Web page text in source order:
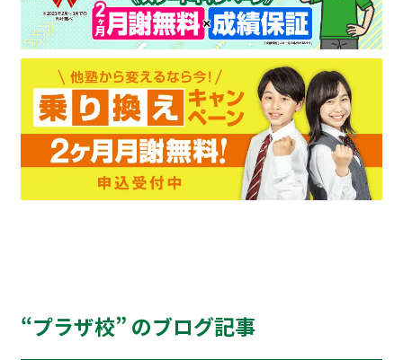
“プラザ校” のブログ記事